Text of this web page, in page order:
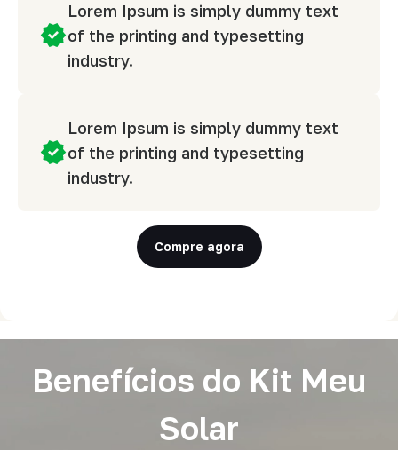
Lorem Ipsum is simply dummy text
of the printing and typesetting
industry.
Lorem Ipsum is simply dummy text
of the printing and typesetting
industry.
Compre agora
Benefícios do Kit Meu
Solar